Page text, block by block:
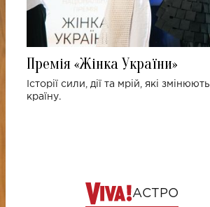
Премія «Жінка України»
Історії сили, дії та мрій, які змінюють
країну.
АСТРО